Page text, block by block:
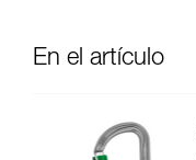
En el artículo